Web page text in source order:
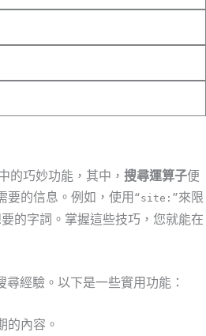
的巧妙功能，其中， 搜尋運算子便
要的信息。例如，使用 “site:”來限
的字詞。掌握這些技巧，您就能在
經驗。以下是一些實用功能：
的內容。